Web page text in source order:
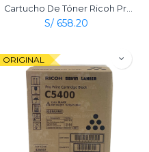
S/ 658.20
ORIGINAL